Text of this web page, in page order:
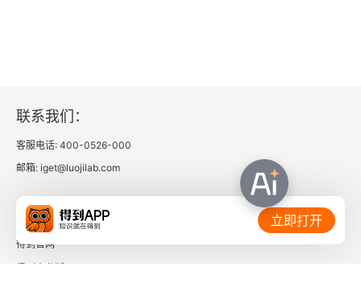
联系我们：
客服电话: 400-0526-000
邮箱: iget@luojilab.com
相关链接：
得到官网
立即打开